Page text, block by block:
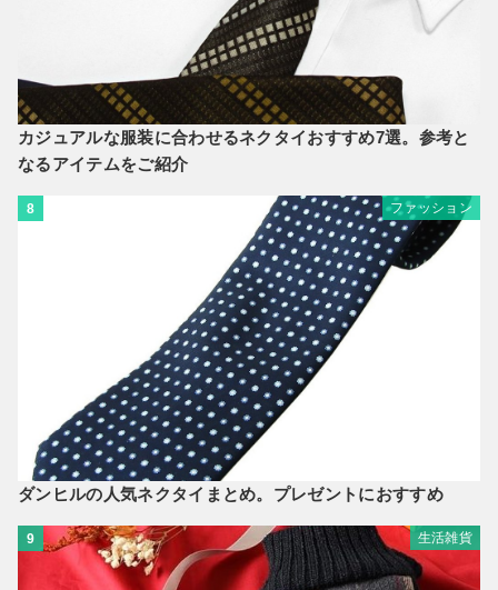
カジュアルな服装に合わせるネクタイおすすめ7選。参考と
なるアイテムをご紹介
8 ファッション
ダンヒルの人気ネクタイまとめ。プレゼントにおすすめ
9 生活雑貨